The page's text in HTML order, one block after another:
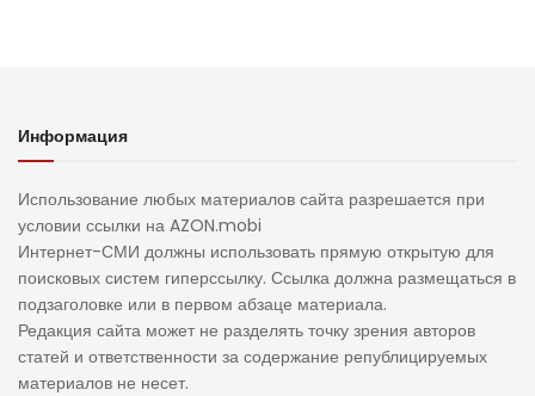
Информация
Использование любых материалов сайта разрешается при
условии ссылки на AZON.mobi
Интернет-СМИ должны использовать прямую открытую для
поисковых систем гиперссылку. Ссылка должна размещаться в
подзаголовке или в первом абзаце материала.
Редакция сайта может не разделять точку зрения авторов
статей и ответственности за содержание републицируемых
материалов не несет.